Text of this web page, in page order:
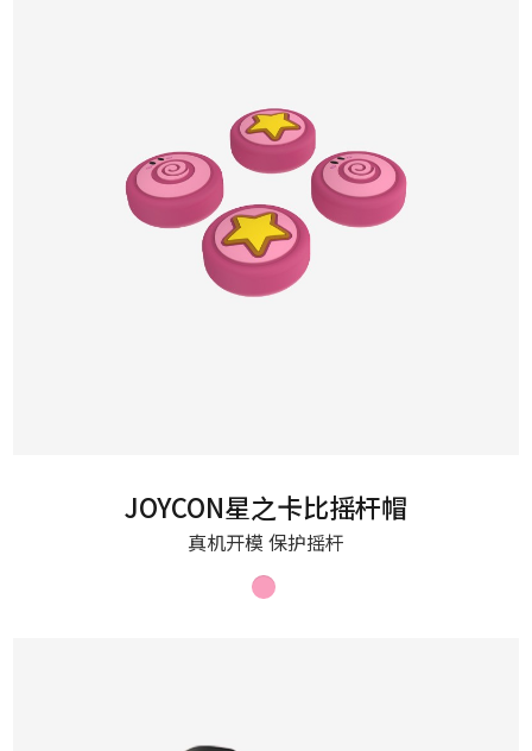
JOYCON星之卡比摇杆帽
真机开模 保护摇杆